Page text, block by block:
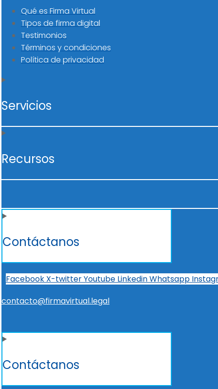
Qué es Firma Virtual
Tipos de firma digital
Testimonios
Términos y condiciones
Política de privacidad
Servicios
Recursos
Contáctanos
Facebook X-twitterYoutube LinkedinWhatsapp
contacto@firmavirtual.legal
Contáctanos